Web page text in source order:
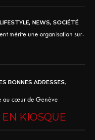
LIFESTYLE, NEWS, SOCIÉTÉ
mérite une organisation sur-
BONNES ADRESSES,
au cœur de Genève
KIOSQUE